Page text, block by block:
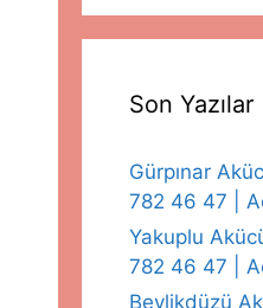
Son Yazılar
Gürpınar
782 46 47 |
Yakuplu
782 46 47 |
Beylikdüzü